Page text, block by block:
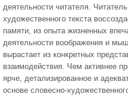
деятельности читателя.
художественного текста
памяти, из опыта жизненных
деятельности воображения и
вырастает из конкретных
взаимодействия. Чем активнее
ярче, детализированное и
основе словесно-